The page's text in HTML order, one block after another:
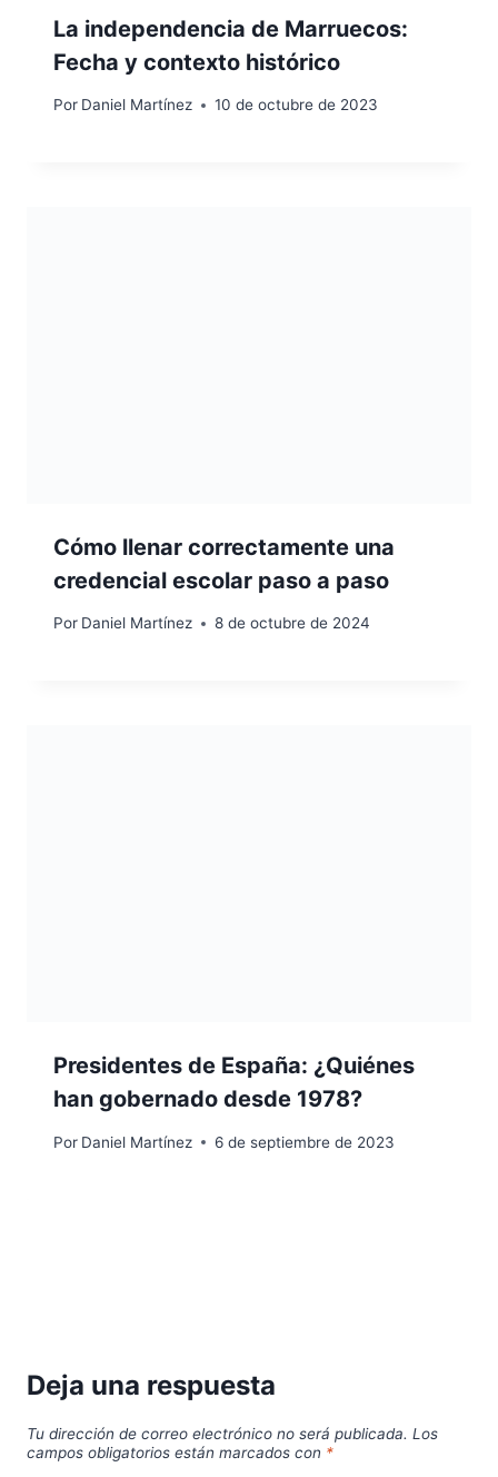
La independencia de Marruecos:
Fecha y contexto histórico
Por Daniel Martínez 10 de octubre de 2023
Cómo llenar correctamente una
credencial escolar paso a paso
Por Daniel Martínez 8 de octubre de 2024
Presidentes de España: ¿Quiénes
han gobernado desde 1978?
Por Daniel Martínez 6 de septiembre de 2023
Deja una respuesta
Tu dirección de correo electrónico no será publicada. Los
campos obligatorios están marcados con *